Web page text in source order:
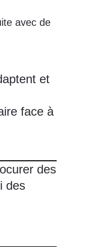
avec de
et
face à
des
des